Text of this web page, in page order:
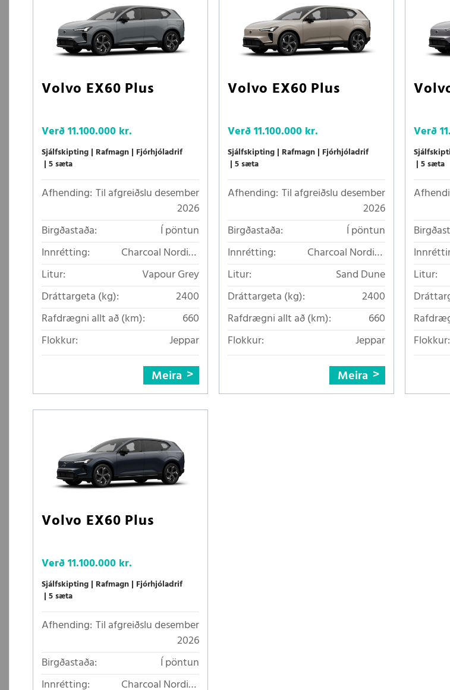
Volvo EX60 Plus
Verð11.100.000 kr.
Sjálfskipting Rafmagn Fjórhjóladrif
5 sæta
Afhending: Til afgreiðslu desember
2026
Birgðastaða:
Í pöntun
Innrétting:
Charcoal Nordico
áklæði
Litur:
Vapour Grey
Dráttargeta (kg):
2400
Rafdrægni allt að (km):
660
Flokkur:
Jeppar
Meira
Volvo EX60 Plus
Verð11.100.000 kr.
Sjálfskipting Rafmagn Fjórhjóladrif
5 sæta
Afhending: Til afgreiðslu desember
2026
Birgðastaða:
Í pöntun
Innrétting:
Charcoal Nordico
áklæði
Litur:
Sand Dune
Dráttargeta (kg):
2400
Rafdrægni allt að (km):
660
Flokkur:
Jeppar
Meira
Verð
5 sæta
Litur:
Flokkur:
Volvo EX60 Plus
Verð11.100.000 kr.
Sjálfskipting Rafmagn Fjórhjóladrif
5 sæta
Afhending: Til afgreiðslu desember
2026
Birgðastaða:
Í pöntun
Innrétting:
Charcoal Nordico